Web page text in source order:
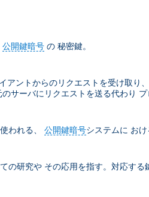
公開鍵暗号 の 秘密鍵。
アントからのリクエストを受け取り
サーバにリクエストを送る代わり
われる、 公開鍵暗号システムに おけ
研究や その応用を指す。対応する